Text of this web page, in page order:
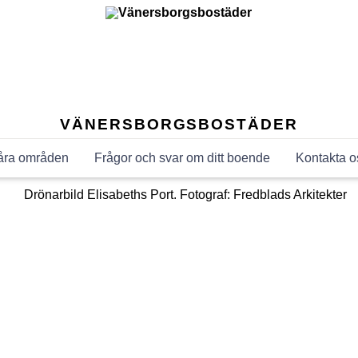
VÄNERSBORGSBOSTÄDER
områden Frågor och svar om ditt boende Kontakta